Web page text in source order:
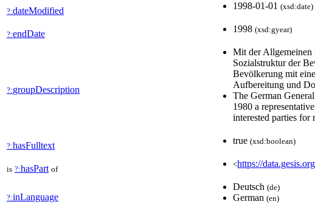
?:dateModified 1998-01-01 (xsd:date)
?:endDate 1998 (xsd:gyear)
?:groupDescription
Mit der Allgemeinen
Sozialstruktur der
Bevölkerung mit
Aufbereitung und
The German
1980 a
interested parties for
?:hasFulltext true (xsd:boolean)
is ?:hasPart of
<https://
?:inLanguage
Deutsch (de)
German (en)